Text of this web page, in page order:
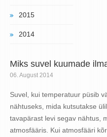
2015
2014
Miks suvel kuumade
06. August 2014
Suvel, kui temperatuur püsib
nähtuseks, mida kutsutakse
tavapärast levi segav nähtus,
atmosfääris. Kui atmosfääri